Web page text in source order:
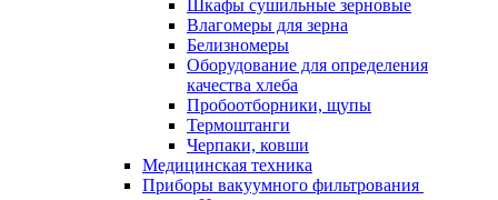
Шкафы сушильные зерновые
Влагомеры для зерна
Белизномеры
Оборудование для определения
качества хлеба
Пробоотборники, щупы
Термоштанги
Черпаки, ковши
Медицинская техника
Приборы вакуумного фильтрования